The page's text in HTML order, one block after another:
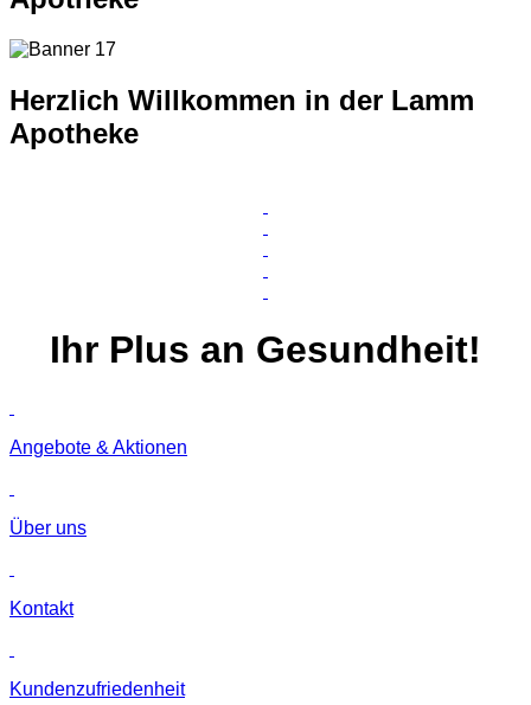
Herzlich Willkommen in der Lamm
Apotheke
Ihr Plus an Gesundheit!
Angebote & Aktionen
Über uns
Kontakt
Kunden­zufriedenheit